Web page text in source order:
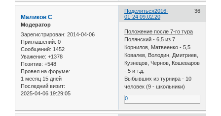
Поделиться 36
2016-
01-24 09:02:20
Маликов С
Модератор
Зарегистрирован: 2014-04-06
Приглашений: 0
Сообщений: 1452
Уважение: +1378
Позитив: +548
Провел на форуме:
1 месяц 15 дней
Последний визит:
2025-04-06 19:29:05
Положение после 7-го тура
Полянский - 6,5 из 7
Корнилов, Матвеенко - 5,5
Ковалев, Володин, Дмитриев,
Кузнецов, Чернов, Кошеваров
- 5 и т.д.
Выбывших из турнира - 10
человек (9 - школьники)
0